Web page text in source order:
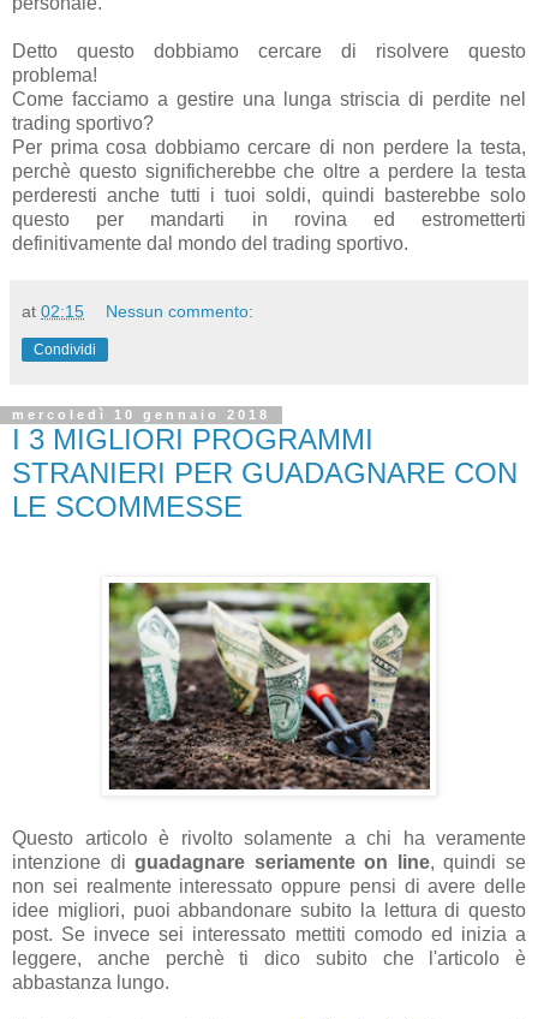
Detto questo dobbiamo cercare di risolvere questo
problema!
Come facciamo a gestire una lunga striscia di perdite nel
trading sportivo?
Per prima cosa dobbiamo cercare di non perdere la testa,
perchè questo significherebbe che oltre a perdere la testa
perderesti anche tutti i tuoi soldi, quindi basterebbe solo
questo per mandarti in rovina ed estrometterti
definitivamente dal mondo del trading sportivo.
at 02:15 Nessun commento:
Condividi
mercoledì 10 gennaio 2018
I 3 MIGLIORI PROGRAMMI
STRANIERI PER GUADAGNARE CON
LE SCOMMESSE
Questo articolo è rivolto solamente a chi ha veramente
intenzione diguadagnare seriamente on line, quindi se
non sei realmente interessato oppure pensi di avere delle
idee migliori, puoi abbandonare subito la lettura di questo
post. Se invece sei interessato mettiti comodo ed inizia a
leggere, anche perchè ti dico subito che l'articolo è
abbastanza lungo.